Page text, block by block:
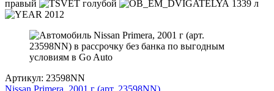
правый
голубой
1339 л
2012
Артикул: 23598NN